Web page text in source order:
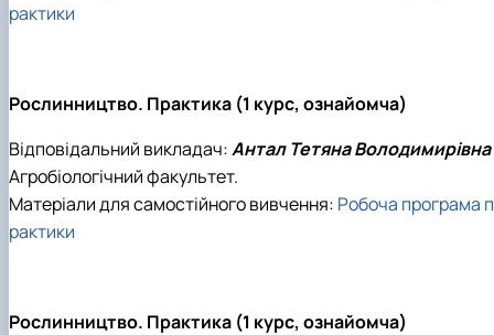
рактики
Рослинництво. Практика (1 курс, ознайомча)
Відповідальний викладач:Антал Тетяна Володимирівна
Агробіологічний факультет.
Матеріали для самостійного вивчення: Робоча програма п
рактики
Рослинництво. Практика (1 курс, ознайомча)